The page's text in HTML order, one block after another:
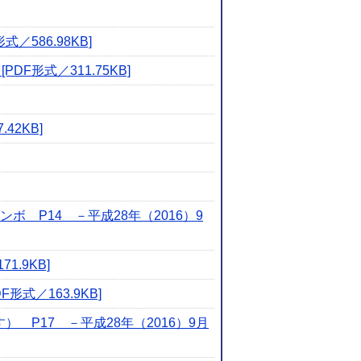
／586.98KB]
形式／311.75KB]
ンボ P14 －平成28年（2016）9
形式／163.9KB]
） P17 －平成28年（2016）9月